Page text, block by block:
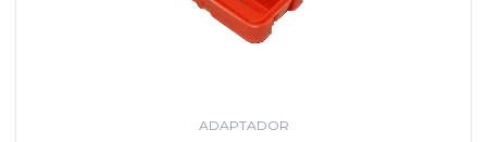
ADAPTADOR